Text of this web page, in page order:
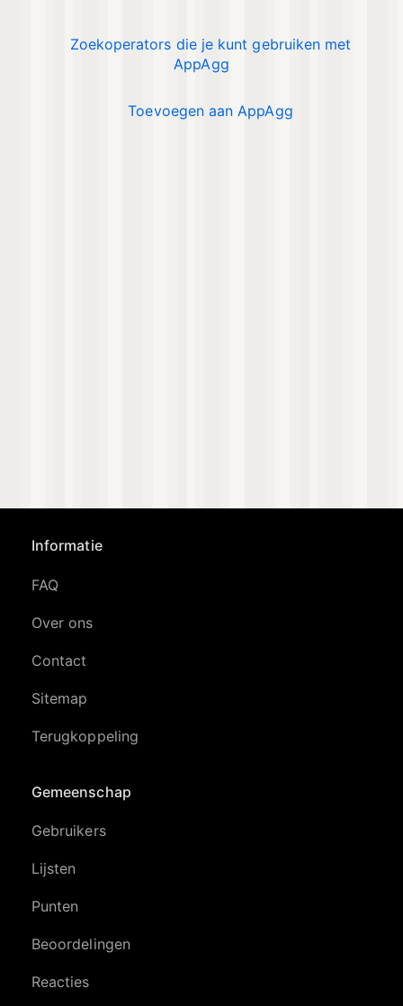
Zoekoperators die je kunt gebruiken met
AppAgg
Toevoegen aan AppAgg
Informatie
FAQ
Over ons
Contact
Sitemap
Terugkoppeling
Gemeenschap
Gebruikers
Lijsten
Punten
Beoordelingen
Reacties